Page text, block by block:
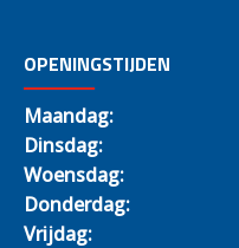
OPENINGSTIJDEN
Maandag:
Dinsdag:
Woensdag:
Donderdag:
Vrijdag: